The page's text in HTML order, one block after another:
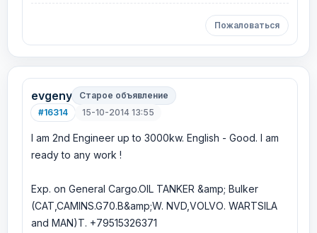
Пожаловаться
evgeny
Старое объявление
#16314
15-10-2014 13:55
I am 2nd Engineer up to 3000kw. English - Good. I am
ready to any work !
Exp. on General Cargo.OIL TANKER &amp; Bulker
(CAT,CAMINS.G70.B&amp;W. NVD,VOLVО. WARTSILA
and MAN)T. +79515326371